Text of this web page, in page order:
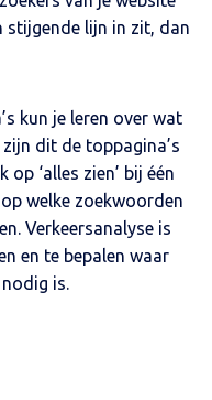
stijgende lijn in zit, dan
kun je leren over wat
dit de toppagina’s
‘alles zien’ bij één
welke zoekwoorden
Verkeersanalyse is
en te bepalen waar
is.